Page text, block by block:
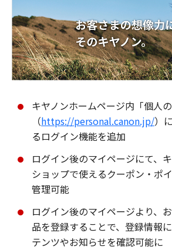
キヤノンホームページ内「個人
（https://personal.canon.jp/）
るログイン機能を追加
ログイン後のマイページにて、
ショップで使えるクーポン・ポ
管理可能
ログイン後のマイページより、
品を登録することで、登録情報
テンツやお知らせを確認可能に